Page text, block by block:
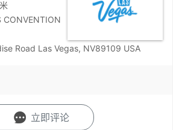
CONVENTION
Road Las Vegas, NV89109 USA
立即评论